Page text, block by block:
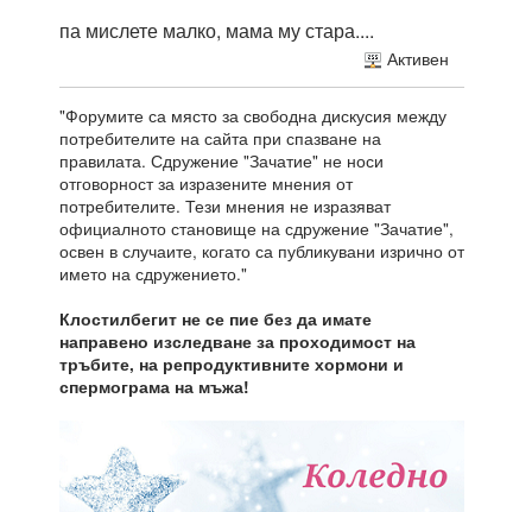
па мислете малко, мама му стара....
Активен
"Форумите са място за свободна дискусия между
потребителите на сайта при спазване на
правилата. Сдружение "Зачатие" не носи
отговорност за изразените мнения от
потребителите. Тези мнения не изразяват
официалното становище на сдружение "Зачатие",
освен в случаите, когато са публикувани изрично от
името на сдружението."
Клостилбегит не се пие без да имате
направено изследване за проходимост на
тръбите, на репродуктивните хормони и
спермограма на мъжа!